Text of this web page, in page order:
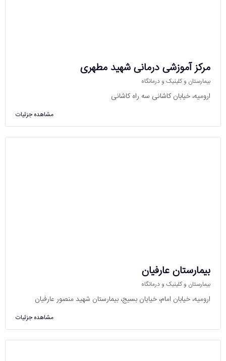
مرکز آموزشی درمانی شهید مطهری
بیمارستان و کلینیک و درمانگاه
ارومیه، خیابان کاشانی سه راه کاشانی
مشاهده جزئیات
بیمارستان عارفیان
بیمارستان و کلینیک و درمانگاه
ارومیه، خیابان امام، خیایان بسیج، بیمارستان شهید منصور عارفیان
مشاهده جزئیات